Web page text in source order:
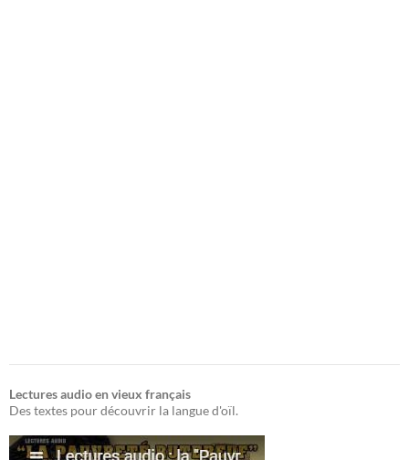
Lectures audio en vieux français
Des textes pour découvrir la langue d'oïl.